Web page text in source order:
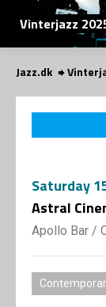
Vinterjazz
Jazz.dk
Saturday
Astral
Apollo Bar /